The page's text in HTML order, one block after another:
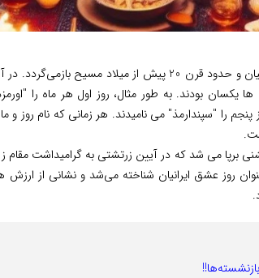
داستان سپندارمذگان به دوران هخامنشیان و حدود قرن 20 پیش
یکسان بودند. به طور مثال، روز اول هر ماه را
پنجم را "سپندارمذ" می نامیدند. هر زمانی که نام
برپا می شد که در آیین زرتشتی به گرامیداشت
روز عشق ایرانیان شناخته می‌شد و نشانی از ارزش